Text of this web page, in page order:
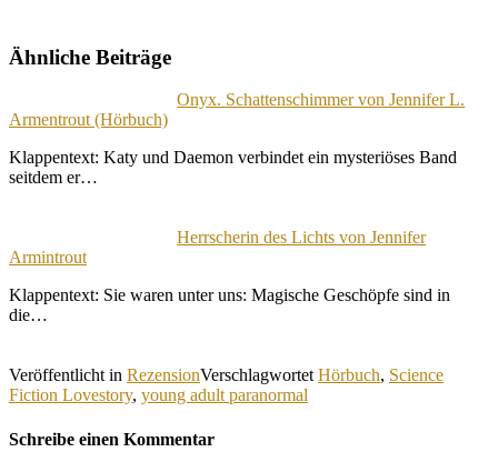
Ähnliche Beiträge
Onyx. Schattenschimmer von Jennifer L.
Armentrout (Hörbuch)
Klappentext: Katy und Daemon verbindet ein mysteriöses Band
seitdem er…
Herrscherin des Lichts von Jennifer
Armintrout
Klappentext: Sie waren unter uns: Magische Geschöpfe sind in
die…
Veröffentlicht in RezensionVerschlagwortet Hörbuch, Science
Fiction Lovestory, young adult paranormal
Schreibe einen Kommentar